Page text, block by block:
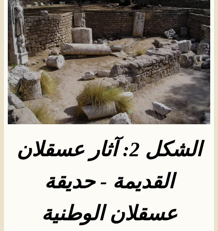
الشكل 2: آثار عسقلان
القديمة - حديقة
عسقلان الوطنية